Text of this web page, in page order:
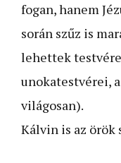
fogan, hanem
során szűz is
lehettek
unokatestvérei,
világosan).
Kálvin is az örök